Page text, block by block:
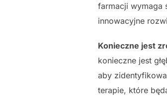
farmacji wymaga
innowacyjne
Konieczne jest
konieczne jest
aby
terapie, które